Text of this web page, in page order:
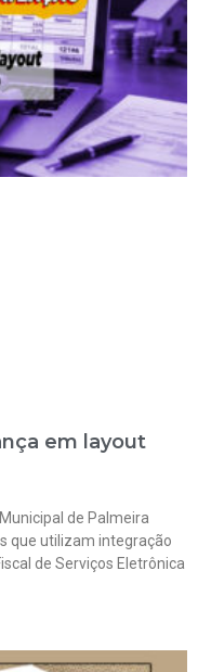
em layout
de Palmeira
que utilizam integração
de Serviços Eletrônica